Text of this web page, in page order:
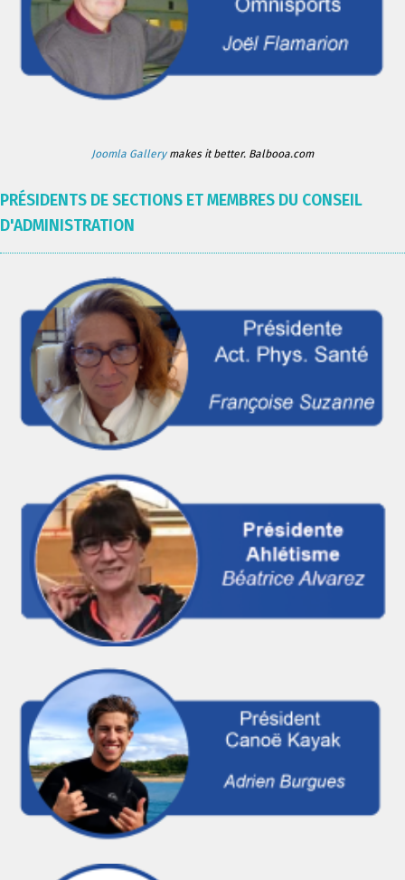
Joomla Gallerymakes it better. Balbooa.com
PRÉSIDENTS DE SECTIONS ET MEMBRES DU CONSEIL
D'ADMINISTRATION